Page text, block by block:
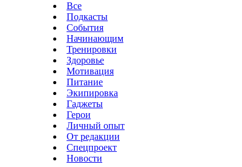
Все
Подкасты
События
Начинающим
Тренировки
Здоровье
Мотивация
Питание
Экипировка
Гаджеты
Герои
Личный опыт
От редакции
Спецпроект
Новости